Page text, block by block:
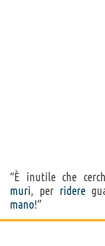
“È inutile che
muri, per ridere
mano!”